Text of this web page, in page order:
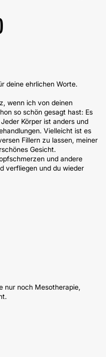
deine ehrlichen Worte.
wenn ich von deinen
so schön gesagt hast: Es
Körper ist anders und
Vielleicht ist es
Fillern zu lassen, meiner
Gesicht.
und andere
verfliegen und du wieder
nur noch Mesotherapie,